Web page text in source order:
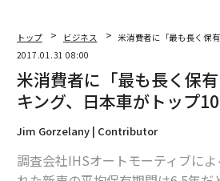
トップ ビジネス
米消費者に「最も長く保
2017.01.31 08:00
米消費者に「最も長く保
キング、日本車がトップ
Jim Gorzelany | Contributor
調査会社IHSオートモーティブに